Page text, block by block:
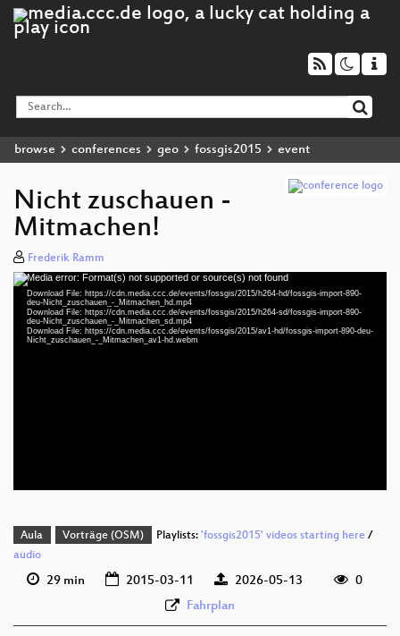
browse conferences geo fossgis2015 event
Nicht zuschauen -
Mitmachen!
Frederik Ramm
Video
Player
Media error: Format(s) not supported or source(s) not found
Download File: https://cdn.media.ccc.de/events/fossgis/2015/h264-hd/fossgis-import-890-
deu-Nicht_zuschauen_-_Mitmachen_hd.mp4
Download File: https://cdn.media.ccc.de/events/fossgis/2015/h264-sd/fossgis-import-890-
deu-Nicht_zuschauen_-_Mitmachen_sd.mp4
Download File: https://cdn.media.ccc.de/events/fossgis/2015/av1-hd/fossgis-import-890-deu-
Nicht_zuschauen_-_Mitmachen_av1-hd.webm
Aula Vorträge (OSM) Playlists: 'fossgis2015' videos starting here/
audio
29 min 2015-03-11 2026-05-13
0
Fahrplan